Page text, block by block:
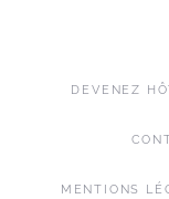
DEVENEZ
MENTIONS